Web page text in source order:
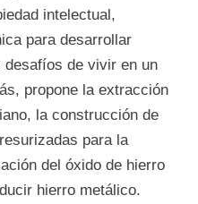
intelectual,
para desarrollar
de vivir en un
propone la extracción
la construcción de
para la
del óxido de hierro
hierro metálico.